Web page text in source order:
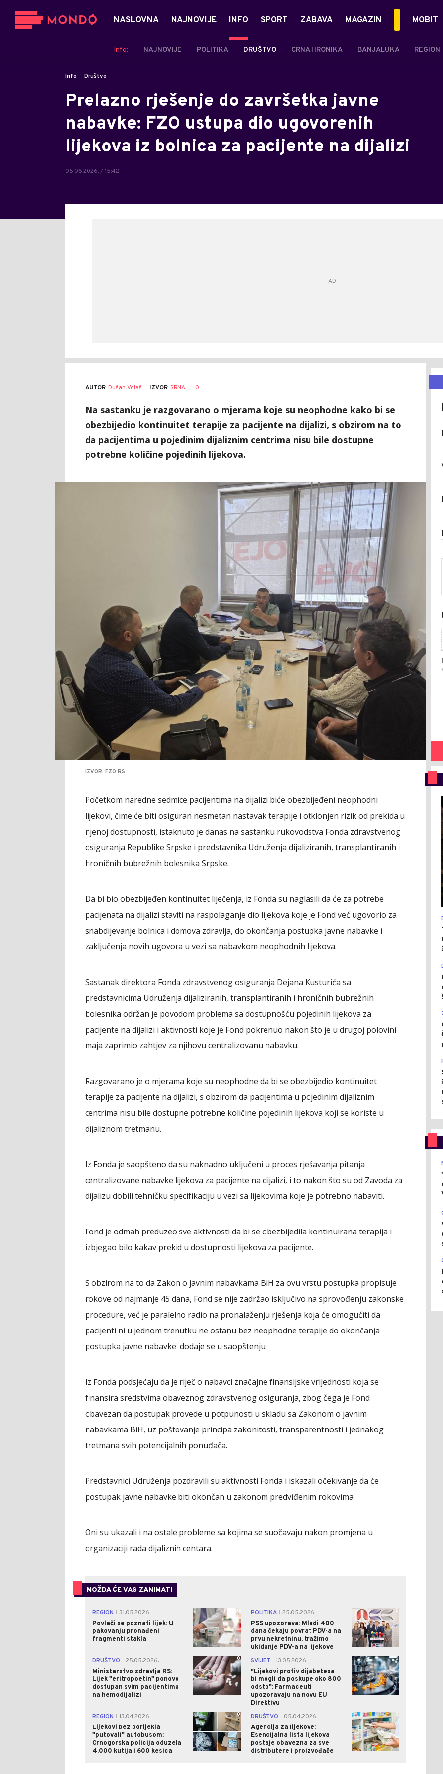
NASLOVNA NAJNOVIJE INFO
Info: NAJNOVIJE POLITIKA DRUŠTVO CRNA HRONIKA BANJALUKA REGION
SPORT ZABAVA MAGAZIN MOBIT
Info Društvo
Prelazno rješenje do završetka javne
nabavke: FZO ustupa dio ugovorenih
lijekova iz bolnica za pacijente na dijalizi
05.06.2026. / 15:42
AUTOR Dušan Volaš IZVOR SRNA 0
Na sastanku je razgovarano o mjerama koje su neophodne kako bi se
obezbijedio kontinuitet terapije za pacijente na dijalizi, s obzirom na to
da pacijentima u pojedinim dijaliznim centrima nisu bile dostupne
potrebne količine pojedinih lijekova.
IZVOR: FZO RS
Početkom naredne sedmice pacijentima na dijalizi biće obezbijeđeni neophodni
lijekovi, čime će biti osiguran nesmetan nastavak terapije i otklonjen rizik od prekida u
njenoj dostupnosti, istaknuto je danas na sastanku rukovodstva Fonda zdravstvenog
osiguranja Republike Srpske i predstavnika Udruženja dijaliziranih, transplantiranih i
hroničnih bubrežnih bolesnika Srpske.
Da bi bio obezbijeđen kontinuitet liječenja, iz Fonda su naglasili da će za potrebe
pacijenata na dijalizi staviti na raspolaganje dio lijekova koje je Fond već ugovorio za
snabdijevanje bolnica i domova zdravlja, do okončanja postupka javne nabavke i
zaključenja novih ugovora u vezi sa nabavkom neophodnih lijekova.
Sastanak direktora Fonda zdravstvenog osiguranja Dejana Kusturića sa
predstavnicima Udruženja dijaliziranih, transplantiranih i hroničnih bubrežnih
bolesnika održan je povodom problema sa dostupnošću pojedinih lijekova za
pacijente na dijalizi i aktivnosti koje je Fond pokrenuo nakon što je u drugoj polovini
maja zaprimio zahtjev za njihovu centralizovanu nabavku.
Razgovarano je o mjerama koje su neophodne da bi se obezbijedio kontinuitet
terapije za pacijente na dijalizi, s obzirom da pacijentima u pojedinim dijaliznim
centrima nisu bile dostupne potrebne količine pojedinih lijekova koji se koriste u
dijaliznom tretmanu.
Iz Fonda je saopšteno da su naknadno uključeni u proces rješavanja pitanja
centralizovane nabavke lijekova za pacijente na dijalizi, i to nakon što su od Zavoda za
dijalizu dobili tehničku specifikaciju u vezi sa lijekovima koje je potrebno nabaviti.
Fond je odmah preduzeo sve aktivnosti da bi se obezbijedila kontinuirana terapija i
izbjegao bilo kakav prekid u dostupnosti lijekova za pacijente.
S obzirom na to da Zakon o javnim nabavkama BiH za ovu vrstu postupka propisuje
rokove od najmanje 45 dana, Fond se nije zadržao isključivo na sprovođenju zakonske
procedure, već je paralelno radio na pronalaženju rješenja koja će omogućiti da
pacijenti ni u jednom trenutku ne ostanu bez neophodne terapije do okončanja
postupka javne nabavke, dodaje se u saopštenju.
Iz Fonda podsjećaju da je riječ o nabavci značajne finansijske vrijednosti koja se
finansira sredstvima obaveznog zdravstvenog osiguranja, zbog čega je Fond
obavezan da postupak provede u potpunosti u skladu sa Zakonom o javnim
nabavkama BiH, uz poštovanje principa zakonitosti, transparentnosti i jednakog
tretmana svih potencijalnih ponuđača.
Predstavnici Udruženja pozdravili su aktivnosti Fonda i iskazali očekivanje da će
postupak javne nabavke biti okončan u zakonom predviđenim rokovima.
Oni su ukazali i na ostale probleme sa kojima se suočavaju nakon promjena u
organizaciji rada dijaliznih centara.
MOŽDA ĆE VAS ZANIMATI
REGION
31.05.2026.
Povlači se poznati lijek: U
pakovanju pronađeni
fragmenti stakla
0 POLITIKA
25.05.2026.
PSS upozorava: Mladi 400
dana čekaju povrat PDV-a na
prvu nekretninu, tražimo
ukidanje PDV-a na lijekove
0
DRUŠTVO
25.05.2026.
Ministarstvo zdravlja RS:
Lijek "eritropoetin" ponovo
dostupan svim pacijentima
na hemodijalizi
0 SVIJET
13.05.2026.
"Lijekovi protiv dijabetesa
bi mogli da poskupe oko 800
odsto": Farmaceuti
upozoravaju na novu EU
Direktivu
0
REGION
13.04.2026.
Lijekovi bez porijekla
"putovali" autobusom:
Crnogorska policija oduzela
4.000 kutija i 600 kesica
0 DRUŠTVO
05.04.2026.
Agencija za lijekove:
Esencijalna lista lijekova
postaje obavezna za sve
distributere i proizvođače
0